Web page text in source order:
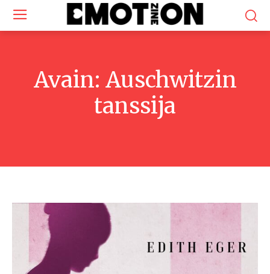
Avain: Auschwitzin
tanssija